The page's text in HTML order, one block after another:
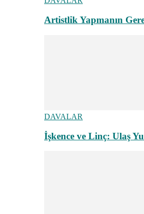
Artistlik Yapmanın
DAVALAR
İşkence ve Linç: Ulaş